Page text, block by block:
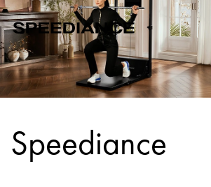
Speediance